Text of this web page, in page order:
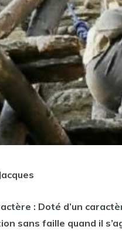
Jacques
: Doté d’un
sans faille quand il